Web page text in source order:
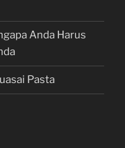
Anda Harus
Pasta